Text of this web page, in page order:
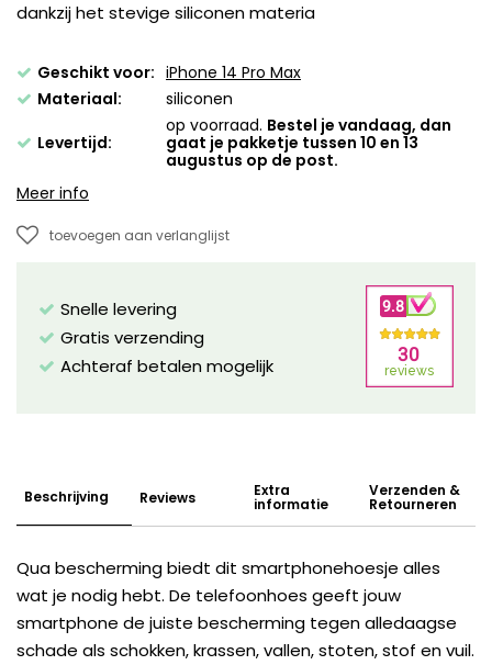
dankzij het stevige siliconen materia
Geschikt voor: iPhone 14 Pro Max
Materiaal:
siliconen
Levertijd:
op voorraad. Bestel je vandaag, dan
gaat je pakketje tussen 10 en 13
augustus op de post.
Meer info
toevoegen aan verlanglijst
Snelle levering
Gratis verzending
Achteraf betalen mogelijk
Beschrijving Reviews Extra
informatie
Verzenden &
Retourneren
Qua bescherming biedt dit smartphonehoesje alles
wat je nodig hebt. De telefoonhoes geeft jouw
smartphone de juiste bescherming tegen alledaagse
schade als schokken, krassen, vallen, stoten, stof en vuil.